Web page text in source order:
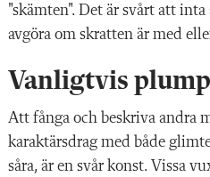
"skämten". Det är svårt att
avgöra om skratten är med
Vanligtvis
Att fånga och beskriva andra
karaktärsdrag med både
såra, är en svår konst. Vissa